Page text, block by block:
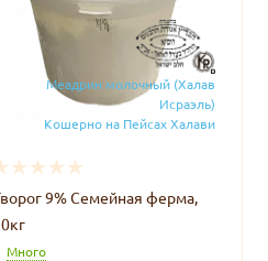
Меадрин молочный (Халав
Исраэль)
Кошерно на Пейсах Халави
9% Семейная ферма,
Много